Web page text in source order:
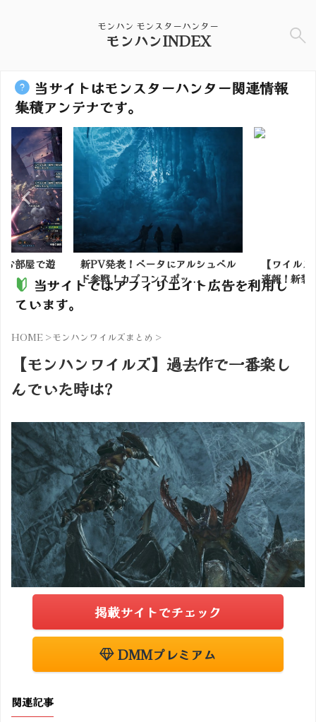
モンハン モンスターハンター
モンハンINDEX
当サイトはモンスターハンター関連情報
集積アンテナです。
部屋で遊
新PV発表！ベータにアルシュベル
ド参戦！カプコンスポッ...
【ワイル
速報！新装
当サイトではアフィリエイト広告を利用し
ています。
HOME >モンハンワイルズまとめ >
【モンハンワイルズ】過去作で一番楽し
んでいた時は?
掲載サイトでチェック
DMMプレミアム
関連記事